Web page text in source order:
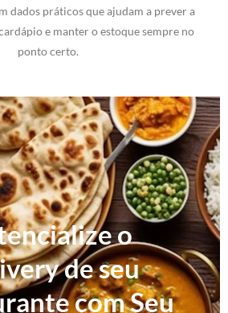
dados práticos que ajudam a prever a
e manter o estoque sempre no
ponto certo.
o
de seu
com Seu